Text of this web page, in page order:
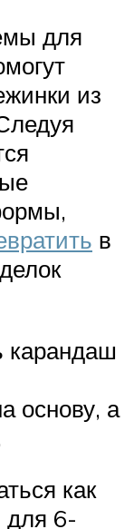
​для
из
в
карандаш
основу, а
как
для 6-